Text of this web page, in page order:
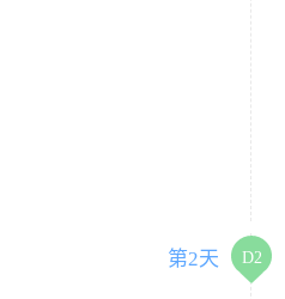
第2天 D2